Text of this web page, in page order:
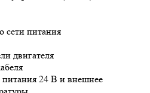
сети питания
двигателя
24 В и внешнее